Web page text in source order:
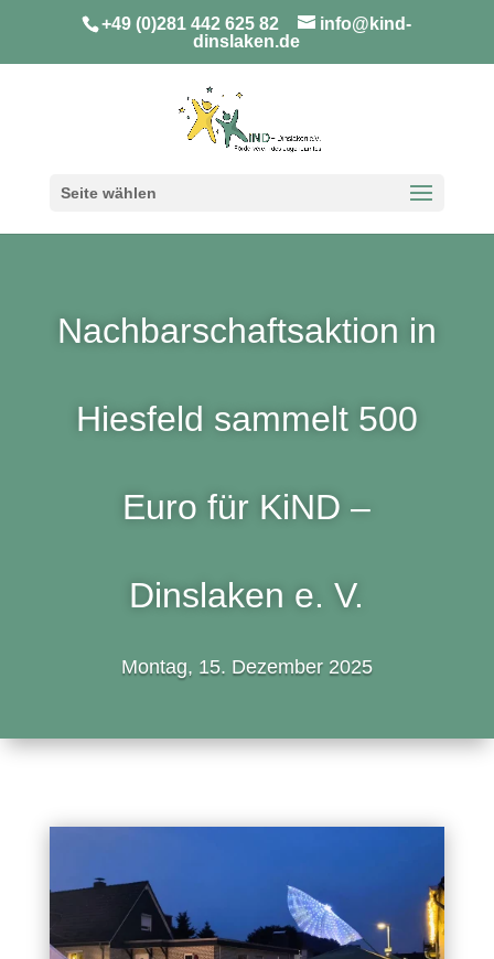
+49 (0)281 442 625 82
info@kind-
dinslaken.de
Seite wählen
Nachbarschaftsaktion in
Hiesfeld sammelt 500
Euro für KiND –
Dinslaken e. V.
Montag, 15. Dezember 2025